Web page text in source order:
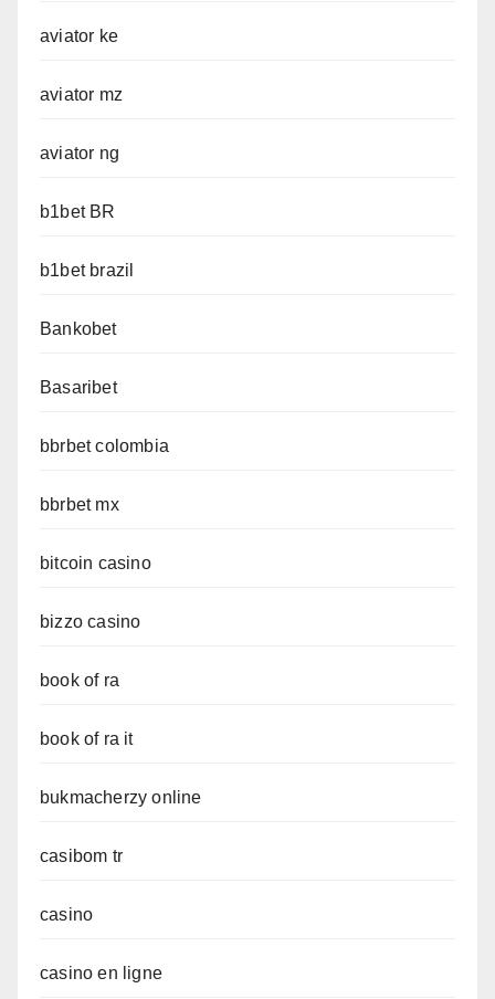
aviator ke
aviator mz
aviator ng
b1bet BR
b1bet brazil
Bankobet
Basaribet
bbrbet colombia
bbrbet mx
bitcoin casino
bizzo casino
book of ra
book of ra it
bukmacherzy online
casibom tr
casino
casino en ligne